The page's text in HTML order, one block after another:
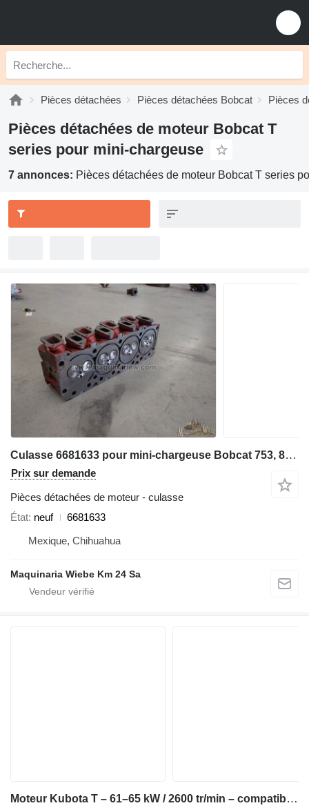
Pièces détachées Pièces détachées Bobcat Pièces
Pièces détachées de moteur Bobcat T
series pour mini-chargeuse
7 annonces: Pièces détachées de moteur Bobcat T series
Culasse 6681633 pour mini-chargeuse Bobcat 753, 863, 873, 883, T190
Prix sur demande
Pièces détachées de moteur - culasse
État neuf
6681633
Mexique, Chihuahua
Maquinaria Wiebe Km 24 Sa
Moteur Kubota T – 61–65 kW / 2600 tr/min – compatible Bobcat S250, Kubota M6040, pour mini-chargeuse Bobcat S220 S250 T250